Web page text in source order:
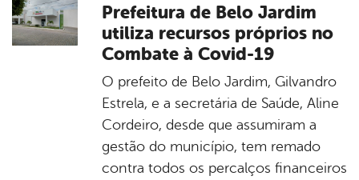
Prefeitura de Belo Jardim
utiliza recursos próprios no
Combate à Covid-19
O prefeito de Belo Jardim, Gilvandro
Estrela, e a secretária de Saúde, Aline
Cordeiro, desde que assumiram a
gestão do município, tem remado
contra todos os percalços financeiros